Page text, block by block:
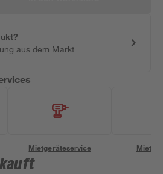
aus dem Markt
Mietgeräteservice